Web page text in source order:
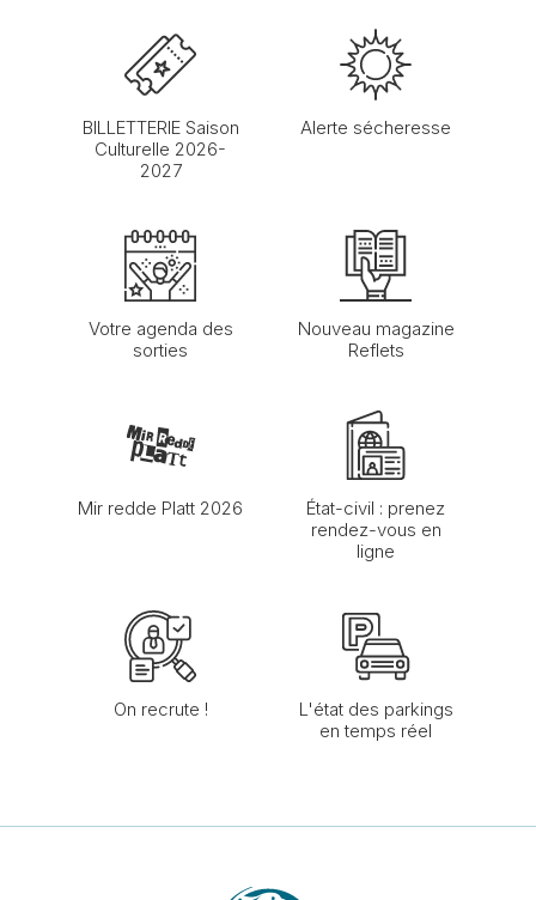
BILLETTERIE Saison
Culturelle 2026-
2027
Alerte sécheresse
Votre agenda des
sorties
Nouveau magazine
Reflets
Mir redde Platt 2026
État-civil : prenez
rendez-vous en
ligne
On recrute !
L'état des parkings
en temps réel